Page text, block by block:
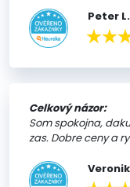
Peter L.
Celkový názor:
Som spokojna,
zas. Dobre ceny a